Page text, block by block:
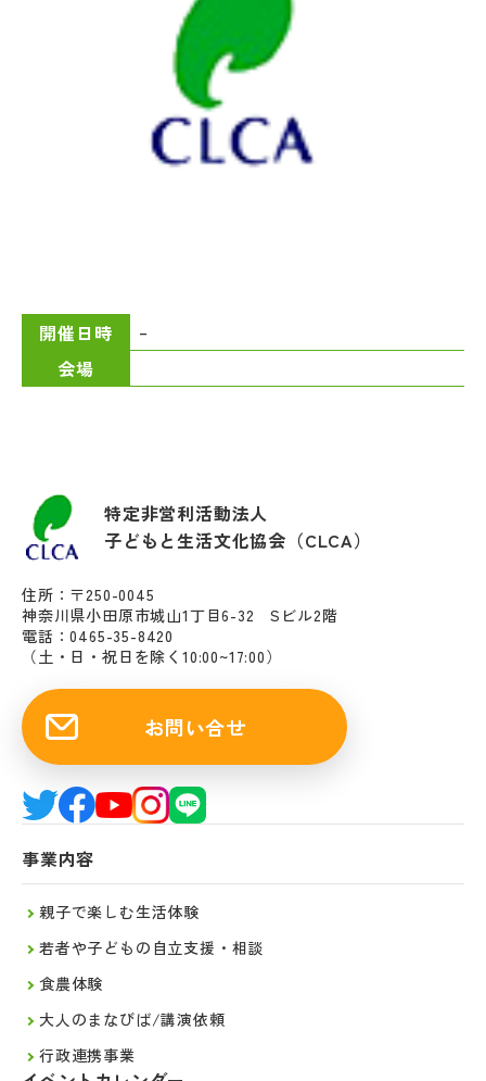
開催日時
–
会場
特定非営利活動法人
子どもと生活文化協会（CLCA）
住所：〒250-0045
神奈川県小田原市城山1丁目6-32 Sビル2階
電話：0465-35-8420
（土・日・祝日を除く10:00~17:00）
お問い合せ
事業内容
親子で楽しむ生活体験
若者や子どもの自立支援・相談
食農体験
大人のまなびば/講演依頼
行政連携事業